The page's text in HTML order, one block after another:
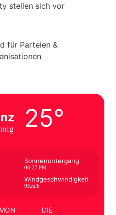
stellen sich vor
für Parteien &
25°
Sonnenuntergang
08:27 PM
Windgeschwindigkeit
9Km/h
MON DIE